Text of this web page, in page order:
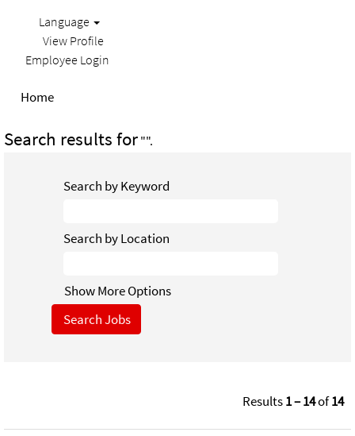
Language
View Profile
Employee Login
Home
Search results for "".
Search by Keyword
Search by Location
Show More Options
Results1 – 14of14